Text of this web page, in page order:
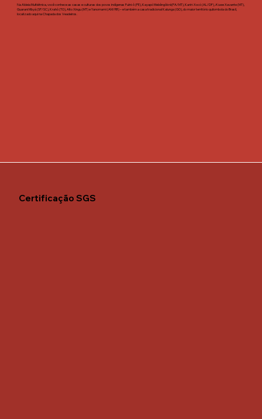
Na Aldeia Multiétnica, você conhece as casas e culturas dos povos indígenas Fulni-ô (PE), Kayapó Mebêngôkré(PA/MT), Kariri-Xocó (AL/DF), A'uwe Xavante (MT),
Guarani Mbyá (SP/SC), Krahô (TO), Alto Xingu (MT) e Yanomami (AM/RR) – e também a casa tradicional Kalunga (GO), do maior território quilombola do Brasil,
localizado aqui na Chapada dos Veadeiros.
Certificação SGS